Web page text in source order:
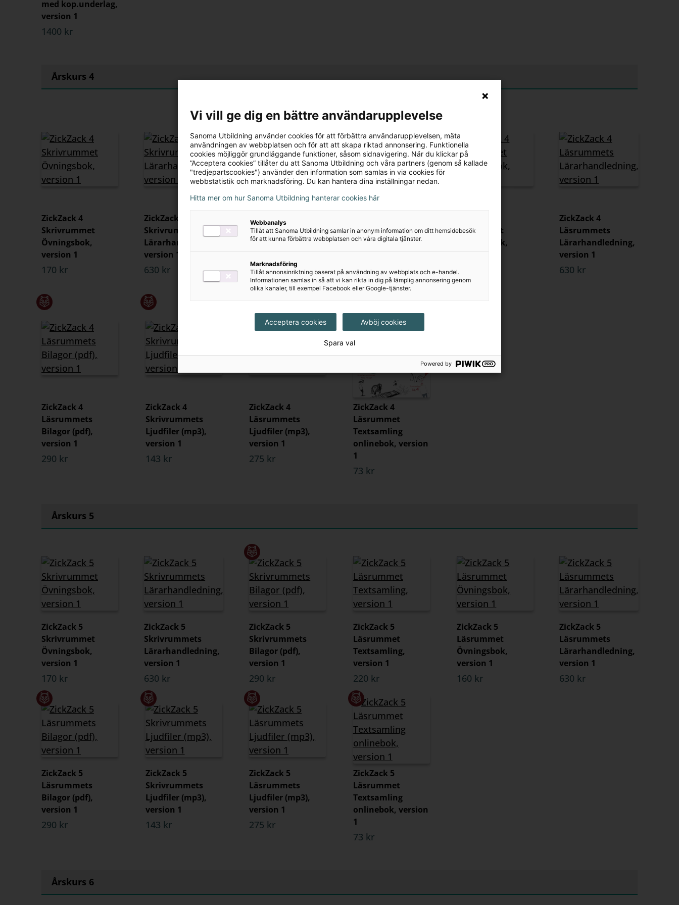
med kop.underlag,
version 1
1400 kr
Årskurs 4
ZickZack 4
Skrivrummet
Övningsbok,
version 1
170 kr
ZickZack 4
Skrivrummets
Lärarhandledning,
version 1
630 kr
ZickZack 4
Skrivrummets
Bilagor (pdf),
290 kr
Läsrummet
Textsamling,
205 kr
Läsrummet
Övningsbok,
160 kr
ZickZack 4
Läsrummets
Lärarhandledning,
version 1
630 kr
ZickZack 4
Läsrummets
Bilagor (pdf),
version 1
290 kr
ZickZack 4
Skrivrummets
Ljudfiler (mp3),
version 1
143 kr
ZickZack 4
Läsrummets
Ljudfiler (mp3),
version 1
275 kr
ZickZack 4
Läsrummet
Textsamling
onlinebok, version
1
73 kr
Årskurs 5
ZickZack 5
Skrivrummet
Övningsbok,
version 1
170 kr
ZickZack 5
Skrivrummets
Lärarhandledning,
version 1
630 kr
ZickZack 5
Skrivrummets
Bilagor (pdf),
version 1
290 kr
ZickZack 5
Läsrummet
Textsamling,
version 1
220 kr
ZickZack 5
Läsrummet
Övningsbok,
version 1
160 kr
ZickZack 5
Läsrummets
Lärarhandledning,
version 1
630 kr
ZickZack 5
Läsrummets
Bilagor (pdf),
version 1
290 kr
ZickZack 5
Skrivrummets
Ljudfiler (mp3),
version 1
143 kr
ZickZack 5
Läsrummets
Ljudfiler (mp3),
version 1
275 kr
ZickZack 5
Läsrummet
Textsamling
onlinebok, version
1
73 kr
Årskurs 6
Vi vill ge dig en bättre användarupplevelse
Sanoma Utbildning använder cookies för att förbättra användarupplevelsen, mäta
användningen av webbplatsen och för att att skapa riktad annonsering. Funktionella
cookies möjliggör grundläggande funktioner, såsom sidnavigering. När du klickar på
”Acceptera cookies” tillåter du att Sanoma Utbildning och våra partners (genom så kallade
"tredjepartscookies") använder den information som samlas in via cookies för
webbstatistik och marknadsföring. Du kan hantera dina inställningar nedan.
Hitta mer om hur Sanoma Utbildning hanterar cookies här
Webbanalys
Tillåt att Sanoma Utbildning samlar in anonym information om ditt hemsidebesök
för att kunna förbättra webbplatsen och våra digitala tjänster.
Marknadsföring
Tillåt annonsinriktning baserat på användning av webbplats och e-handel.
Informationen samlas in så att vi kan rikta in dig på lämplig annonsering genom
olika kanaler, till exempel Facebook eller Google-tjänster.
Acceptera cookies Avböj cookies
Spara val
Powered by